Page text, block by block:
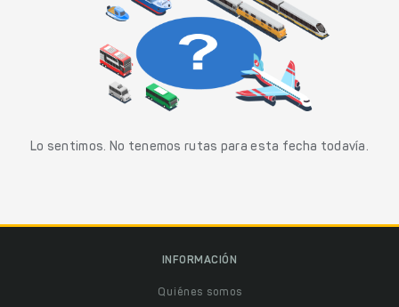
Lo sentimos. No tenemos rutas para esta fecha todavía.
INFORMACIÓN
Quiénes somos